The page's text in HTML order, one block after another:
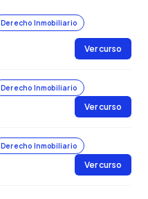
Derecho Inmobiliario
Ver curso
Derecho Inmobiliario
Ver curso
Derecho Inmobiliario
Ver curso